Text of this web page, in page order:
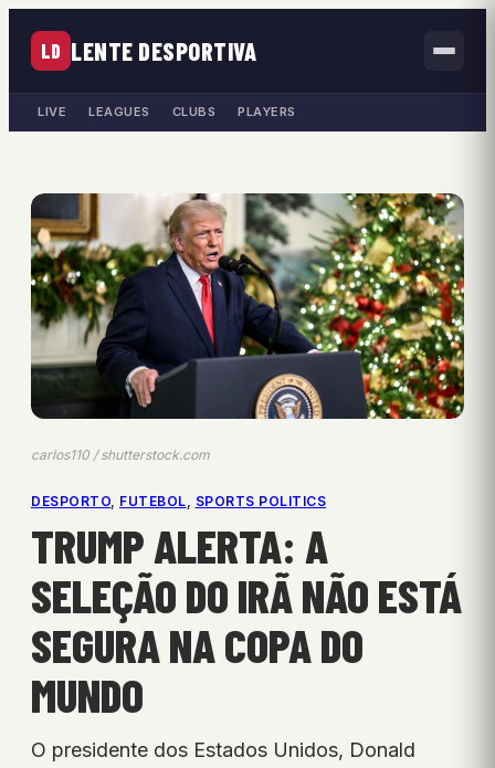
LD LENTE DESPORTIVA
LIVE LEAGUES CLUBS PLAYERS
carlos110 / shutterstock.com
DESPORTO, FUTEBOL, SPORTS POLITICS
TRUMP ALERTA: A
SELEÇÃO DO IRÃ NÃO ESTÁ
SEGURA NA COPA DO
MUNDO
O presidente dos Estados Unidos, Donald